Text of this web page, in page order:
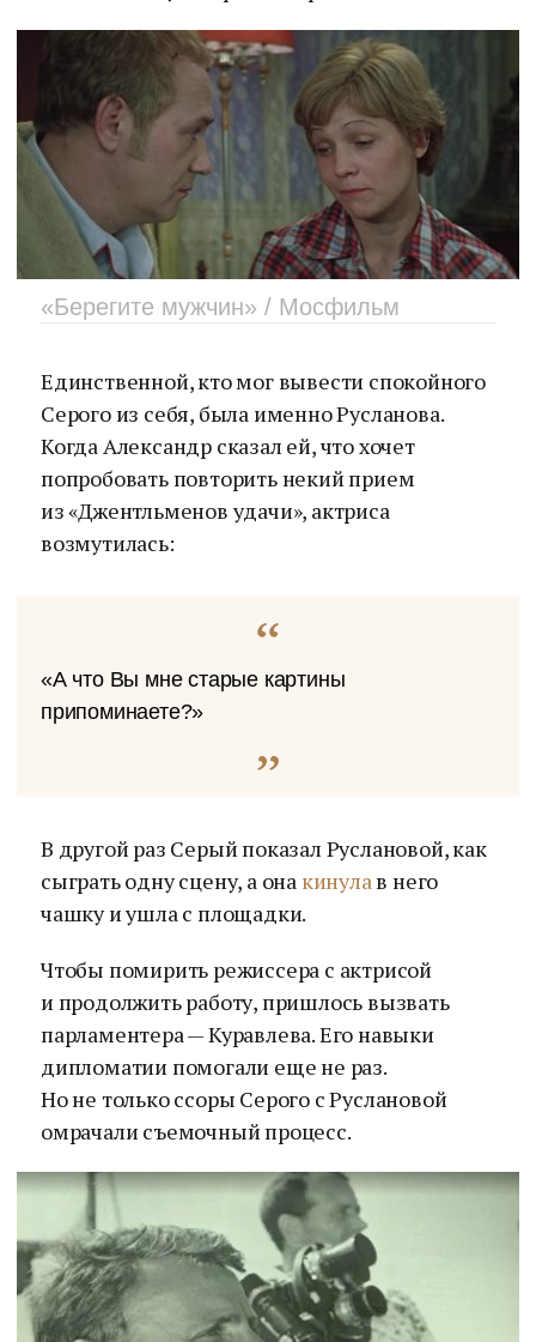
«Берегите мужчин» / Мосфильм
Единственной, кто мог вывести спокойного
Серого из себя, была именно Русланова.
Когда Александр сказал ей, что хочет
попробовать повторить некий прием
из «Джентльменов удачи», актриса
возмутилась:
«А что Вы мне старые картины
припоминаете?»
В другой раз Серый показал Руслановой, как
сыграть одну сцену, а она кинулав него
чашку и ушла с площадки.
Чтобы помирить режиссера с актрисой
и продолжить работу, пришлось вызвать
парламентера — Куравлева. Его навыки
дипломатии помогали еще не раз.
Но не только ссоры Серого с Руслановой
омрачали съемочный процесс.